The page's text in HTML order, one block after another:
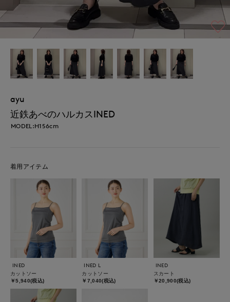
ayu
近鉄あべのハルカスINED
MODEL:H156cm
着用アイテム
INED
カットソー
￥5,940(税込)
INED L
カットソー
￥7,040(税込)
INED
スカート
￥20,900(税込)